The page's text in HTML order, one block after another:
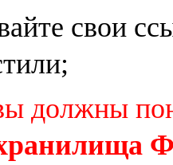
свои
должны